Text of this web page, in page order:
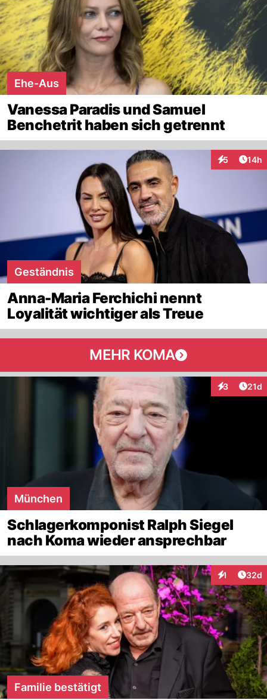
Ehe-Aus
Vanessa Paradis und Samuel
Benchetrit haben sich getrennt
5
Interaktionen
14h
Geständnis
Anna-Maria Ferchichi nennt
Loyalität wichtiger als Treue
MEHR KOMA
3
Interaktionen
21d
München
Schlagerkomponist Ralph Siegel
nach Koma wieder ansprechbar
1
Interaktionen
32d
Familie bestätigt